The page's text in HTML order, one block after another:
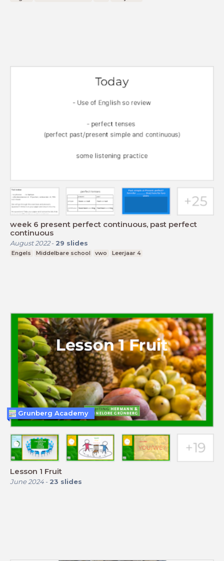
week 6 present perfect continuous, past perfect
continuous
August 2022- 29 slides
Engels Middelbare school vwo Leerjaar 4
Lesson 1 Fruit
June 2024- 23 slides
Grunberg Academy